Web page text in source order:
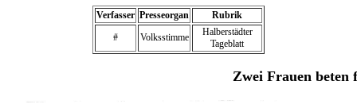
Verfasser Presseorgan
Rubrik
#
Volksstimme
Halberstädter
Tageblatt
Zwei Frauen beten